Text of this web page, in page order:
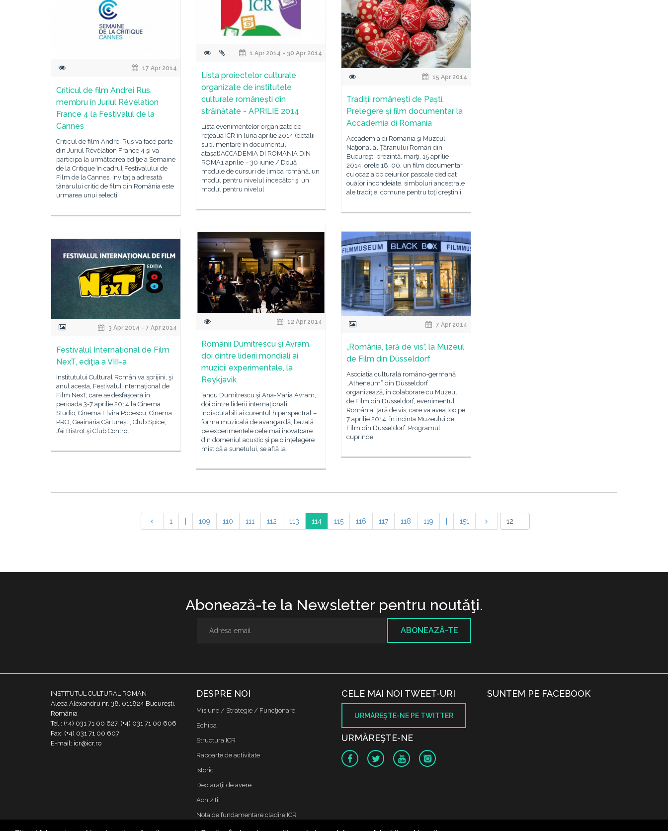
1 Apr 2014 - 30 Apr 2014
Lista proiectelor culturale
organizate de institutele
culturale românești din
străinătate - APRILIE 2014
Lista evenimentelor organizate de
rețeaua ICR în luna aprilie 2014 (detalii
suplimentare în documentul
atașat)ACCADEMIA DI ROMANIA DIN
ROMA1 aprilie – 30 iunie / Două
module de cursuri de limba română, un
modul pentru nivelul începător şi un
modul pentru nivelul
17 Apr 2014
Criticul de film Andrei Rus,
membru în Juriul Révélation
France 4 la Festivalul de la
Cannes
Criticul de film Andrei Rus va face parte
din Juriul Révélation France 4 ṣi va
participa la următoarea ediţie a Semaine
de la Critique în cadrul Festivalului de
Film de la Cannes. Invitația adresată
tânărului critic de film din România este
urmarea unui selecții
15 Apr 2014
Tradiţii româneşti de Paşti.
Prelegere şi film documentar la
Accademia di Romania
Accademia di Romania şi Muzeul
Naţional al Ţăranului Român din
Bucureşti prezintă, marţi, 15 aprilie
2014, orele 18. 00, un film documentar
cu ocazia obiceiurilor pascale dedicat
ouălor încondeiate, simboluri ancestrale
ale tradiţiei comune pentru toţi creştinii.
12 Apr 2014
Românii Dumitrescu şi Avram,
doi dintre liderii mondiali ai
muzicii experimentale, la
Reykjavik
Iancu Dumitrescu şi Ana-Maria Avram,
doi dintre liderii internaţionali
indisputabili ai curentul hiperspectral –
formă muzicală de avangardă, bazată
pe experimentele cele mai inovatoare
din domeniul acustic și pe o înțelegere
mistică a sunetului, se află la
7 Apr 2014
„România, țară de vis”, la Muzeul
de Film din Düsseldorf
Asociația culturală româno-germană
„Atheneum” din Düsseldorf
organizează, în colaborare cu Muzeul
de Film din Düsseldorf, evenimentul
România, țară de vis, care va avea loc pe
7 aprilie 2014, în incinta Muzeului de
Film din Düsseldorf. Programul
cuprinde
3 Apr 2014 - 7 Apr 2014
Festivalul Internațional de Film
NexT, ediţia a VIII-a
Institutului Cultural Român va sprijini, şi
anul acesta, Festivalul Internațional de
Film NexT, care se desfăşoară în
perioada 3-7 aprilie 2014 la Cinema
Studio, Cinema Elvira Popescu, Cinema
PRO, Ceainăria Cărturești, Club Spice,
J’ai Bistrot şi Club Control.
1 109 110 111 112 113 114 115 116 117 118 119 151
Abonează-te la Newsletter pentru noutăţi.
ABONEAZĂ-TE
INSTITUTUL CULTURAL ROMÂN
Aleea Alexandru nr. 38, 011824 București,
România
Tel.: (+4) 031 71 00 627, (+4) 031 71 00 606
Fax: (+4) 031 71 00 607
E-mail: icr@icr.ro
DESPRE NOI
Misiune / Strategie / Funcţionare
Echipa
Structura ICR
Rapoarte de activitate
Istoric
Declaraţii de avere
Achizitii
Nota de fundamentare cladire ICR
CELE MAI NOI TWEET-URI
URMĂREŞTE-NE PE TWITTER
URMĂREŞTE-NE
SUNTEM PE FACEBOOK